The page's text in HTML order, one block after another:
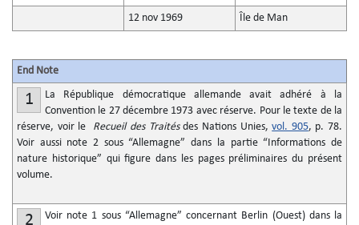
12 nov 1969 Île de Man
End Note
1
La République démocratique allemande avait adhéré à la
Convention le 27 décembre 1973 avec réserve. Pour le texte de la
réserve, voir le Recueil des Traitésdes Nations Unies,vol. 905, p. 78.
Voir aussi note 2 sous “Allemagne” dans la partie “Informations de
nature historique” qui figure dans les pages préliminaires du présent
volume.
2
Voir note 1 sous “Allemagne” concernant Berlin (Ouest) dans la